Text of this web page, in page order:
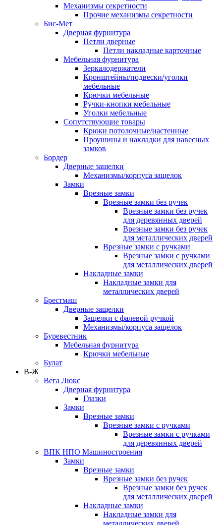
Механизмы секретности
Прочие механизмы секретности
Бис-Мет
Дверная фурнитура
Петли дверные
Петли накладные карточные
Мебельная фурнитура
Зеркалодержатели
Кронштейны/подвески/уголки
мебельные
Крючки мебельные
Ручки-кнопки мебельные
Уголки мебельные
Сопутствующие товары
Крюки потолочные/настенные
Проушины и накладки для навесных
замков
Бордер
Дверные защелки
Механизмы/корпуса защелок
Замки
Врезные замки
Врезные замки без ручек
Врезные замки без ручек
для деревянных дверей
Врезные замки без ручек
для металлических дверей
Врезные замки с ручками
Врезные замки с ручками
для металлических дверей
Накладные замки
Накладные замки для
металлических дверей
Брестмаш
Дверные защелки
Защелки с фалевой ручкой
Механизмы/корпуса защелок
Буревестник
Мебельная фурнитура
Крючки мебельные
Булат
В-Ж
Вега Люкс
Дверная фурнитура
Глазки
Замки
Врезные замки
Врезные замки с ручками
Врезные замки с ручками
для деревянных дверей
ВПК НПО Машиностроения
Замки
Врезные замки
Врезные замки без ручек
Врезные замки без ручек
для металлических дверей
Накладные замки
Накладные замки для